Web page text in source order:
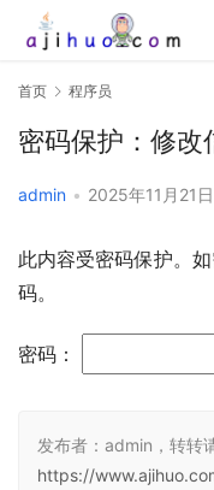
首页 程序员
密码保护：修改
admin • 2025年11月21
此内容受密码保护。
码。
密码：
发布者：admin，转转
https://